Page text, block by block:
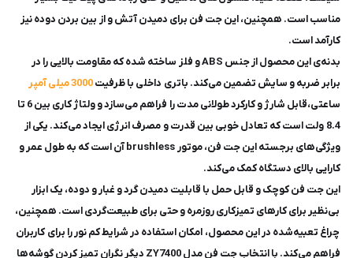
مناسب است. همچنین، این جت فن برای دمیدن آتش و از بین بردن دوده نیز
کارآمد است.
بدنه‌ی این محصول از جنس ABS و فلز ساخته شده که مقاومت بالایی را در
برابر ضربه و سایش تضمین می‌کند. باتری داخلی با ظرفیت3000 میلی آمپر
ساعتی،قابل شارژ و کارکرد طولانی مدت را فراهم می‌سازد و ولتاژ کاری بین 6 تا
8.4 ولت است که تعادل خوبی بین قدرت و مصرف انرژی ایجاد می‌کند. یکی از
ویژگی‌های برجسته این جت فن، موتور brushless آن است که به طول عمر و
کارایی بالای دستگاه کمک می‌کند.
این جت فن کوچک و قابل حمل با قابلیت دمیدن گرد و غبار و دوده، یک ابزار
بی‌نظیر برای کارهای تمیزکاری روزمره و حتی برای طبیعت‌گردی است. همچنین،
چراغ تعبیه‌شده در این محصول، امکان استفاده در شرایط کم‌ نور را برای کاربران
فراهم می‌کند. با انتخاب جت فن مدل ZY7400 دیگر نگران تمیز کردن گوشه‌ها